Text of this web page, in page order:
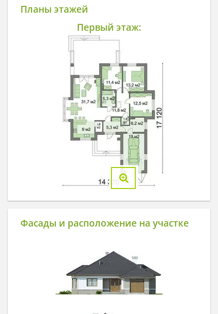
Планы этажей
Первый этаж:
Фасады и расположение на участке